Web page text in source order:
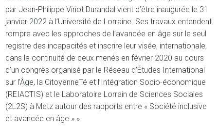
par Jean-Philippe Viriot Durandal vient d’être inaugurée le 31
janvier 2022 à l’Université de Lorraine. Ses travaux entendent
rompre avec les approches de l’avancée en âge sur le seul
registre des incapacités et inscrire leur visée, internationale,
dans la continuité de ceux menés en février 2020 au cours
d’un congrès organisé par le Réseau d’Études International
sur l’Âge, la CitoyenneTé et l’Intégration Socio-économique
(REIACTIS) et le Laboratoire Lorrain de Sciences Sociales
(2L2S) à Metz autour des rapports entre « Société inclusive
et avancée en âge » »